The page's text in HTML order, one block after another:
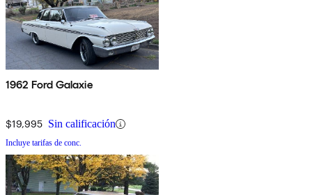
1962 Ford Galaxie
$19,995 Sin calificación
Incluye tarifas de conc.